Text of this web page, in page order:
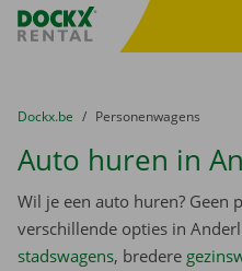
Fratello DEMO
U bevindt zich hier:
van
Dockx.be naar
Personenwagens
Auto huren in
Wil je een auto huren? Geen
verschillende opties in
stadswagens, bredere